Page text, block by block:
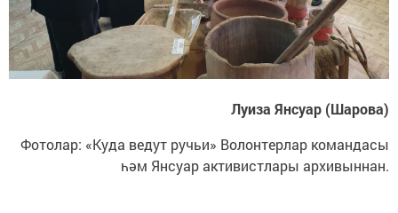
Луиза Янсуар (Шарова)
Фотолар: «Куда ведут ручьи» Волонтерлар командасы
һәм Янсуар активистлары архивыннан.